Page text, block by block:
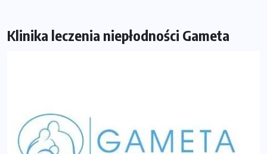
Klinika leczenia niepłodności Gameta